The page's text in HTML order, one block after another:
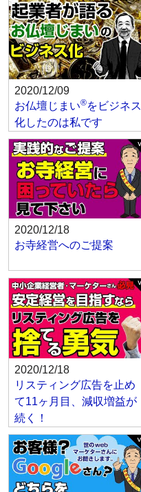
2020/12/09
お仏壇じまい®をビジネス
化したのは私です
2020/12/18
お寺経営へのご提案
2020/12/18
リスティング広告を止め
て11ヶ月目、減収増益が
続く！